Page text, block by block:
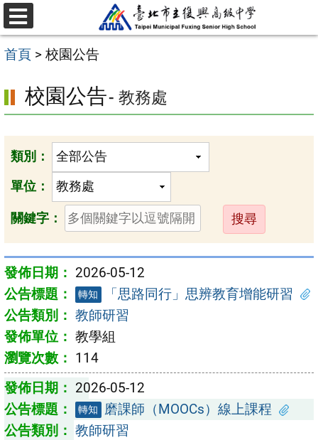
跳
至
主
內
容
區
選
單
首頁 > 校園公告
校園公告- 教務處
類別：
單位：
關鍵字：
送
出
2026-05-12
轉知
「思路同行」思辨教育增能研習
教師研習
教學組
114
2026-05-12
轉知
磨課師（MOOCs）線上課程
教師研習